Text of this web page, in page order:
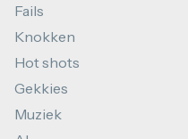
Fails
Knokken
Hot shots
Gekkies
Muziek